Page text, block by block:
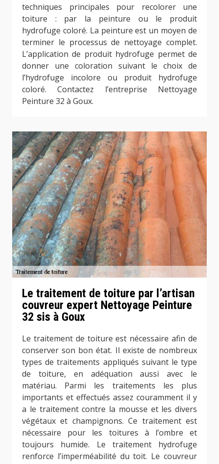
techniques principales pour recolorer une
toiture : par la peinture ou le produit
hydrofuge coloré. La peinture est un moyen de
terminer le processus de nettoyage complet.
L’application de produit hydrofuge permet de
donner une coloration suivant le choix de
l’hydrofuge incolore ou produit hydrofuge
coloré. Contactez l’entreprise Nettoyage
Peinture 32 à Goux.
Le traitement de toiture par l’artisan
couvreur expert Nettoyage Peinture
32 sis à Goux
Le traitement de toiture est nécessaire afin de
conserver son bon état. Il existe de nombreux
types de traitements appliqués suivant le type
de toiture, en adéquation aussi avec le
matériau. Parmi les traitements les plus
importants et effectués assez couramment il y
a le traitement contre la mousse et les divers
végétaux et champignons. Ce traitement est
nécessaire pour les toitures à l’ombre et
toujours humide. Le traitement hydrofuge
renforce l’imperméabilité du toit. Le couvreur